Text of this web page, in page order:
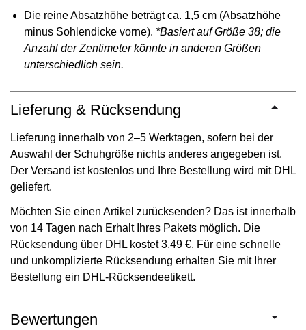
Die reine Absatzhöhe beträgt ca. 1,5 cm (Absatzhöhe
minus Sohlendicke vorne). *Basiert auf Größe 38; die
Anzahl der Zentimeter könnte in anderen Größen
unterschiedlich sein.
Lieferung & Rücksendung
Lieferung innerhalb von 2–5 Werktagen, sofern bei der
Auswahl der Schuhgröße nichts anderes angegeben ist.
Der Versand ist kostenlos und Ihre Bestellung wird mit DHL
geliefert.
Möchten Sie einen Artikel zurücksenden? Das ist innerhalb
von 14 Tagen nach Erhalt Ihres Pakets möglich. Die
Rücksendung über DHL kostet 3,49 €. Für eine schnelle
und unkomplizierte Rücksendung erhalten Sie mit Ihrer
Bestellung ein DHL-Rücksendeetikett.
Bewertungen